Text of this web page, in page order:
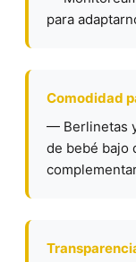
para
Comodidad
— Berlinetas
de bebé bajo